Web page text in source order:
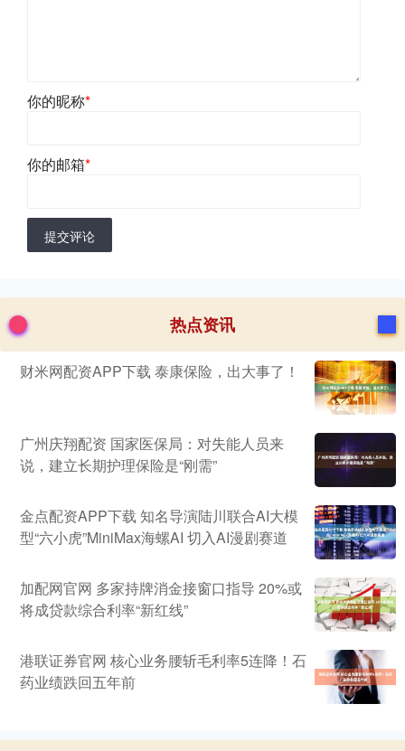
你的昵称*
你的邮箱*
提交评论
热点资讯
财米网配资APP下载 泰康保险，出大事了！
广州庆翔配资 国家医保局：对失能人员来
说，建立长期护理保险是“刚需”
金点配资APP下载 知名导演陆川联合AI大模
型“六小虎”MiniMax海螺AI 切入AI漫剧赛道
加配网官网 多家持牌消金接窗口指导 20%或
将成贷款综合利率“新红线”
港联证券官网 核心业务腰斩毛利率5连降！石
药业绩跌回五年前